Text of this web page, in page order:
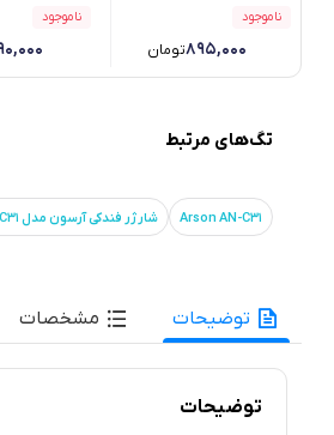
20000 میلی آمپر ساعت
ناموجود
۸۹۵,۰۰۰تومان
20000 میلی آمپر ساعت
ناموجود
تگ‌های مرتبط
Arson AN-C31 شارژر فندکی آرسون مدل AN-C31
توضیحات مشخصات
توضیحات